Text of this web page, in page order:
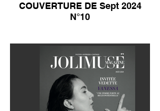
COUVERTURE DE Sept 2024
N°10